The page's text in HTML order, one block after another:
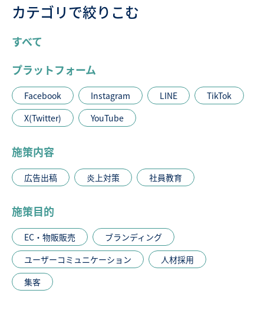
カテゴリで絞りこむ
すべて
プラットフォーム
Facebook Instagram LINE
TikTok
X(Twitter)
YouTube
施策内容
広告出稿 炎上対策 社員教育
施策目的
EC・物販販売
ブランディング
ユーザーコミュニケーション
人材採用
集客